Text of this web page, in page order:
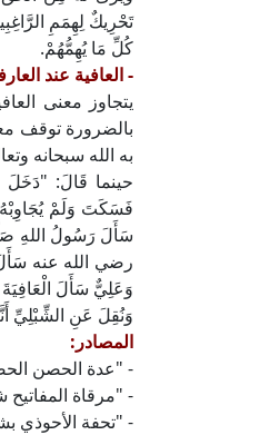
تَحْرِيكٌ لِهِمَمِ
كُلِّ مَا يُهِمُّهُمْ.
- العافية عند
يتجاوز معنى
بالضرورة توقف
به الله سبحانه
حينما قَالَ: "دَخَلَ
فَسَكَتَ وَلَمْ يُجَاوِبْهُ،
سَأَلَ رَسُولُ اللهِ
رضي الله عنه
وَعَلِيٌّ سَأَلَ الْعَافِيَةَ
وَنُقِلَ عَنِ الشِّبْلِيِّ
المصادر:
- "عدة الحصن
- "مرقاة
- "تحفة الأحوذي